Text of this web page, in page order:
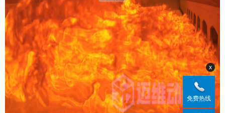
x
免费热线